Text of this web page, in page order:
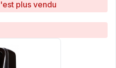
plus vendu